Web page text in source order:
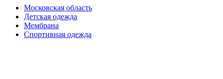
Московская область
Детская одежда
Мембрана
Спортивная одежда